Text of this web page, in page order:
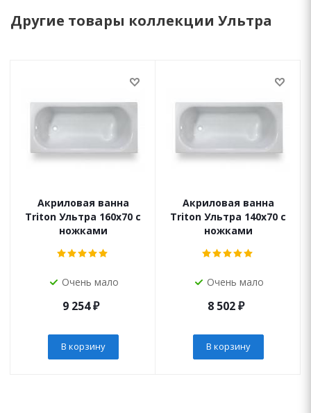
Другие товары коллекции Ультра
Акриловая ванна
Triton Ультра 160х70 с
ножками
Очень мало
9 254₽
В корзину
Акриловая ванна
Triton Ультра 140х70 с
ножками
Очень мало
8 502₽
В корзину